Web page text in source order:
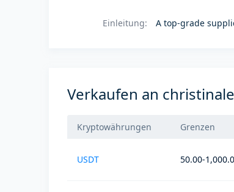
Einleitung: A top-grade
Verkaufen an
Kryptowährungen Grenzen
USDT 50.00-